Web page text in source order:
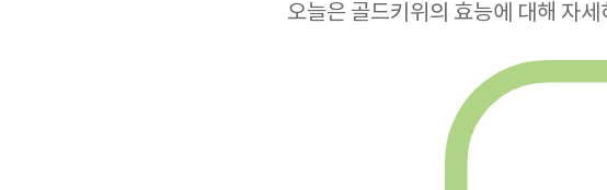
오늘은 골드키위의 효능에 대해 자